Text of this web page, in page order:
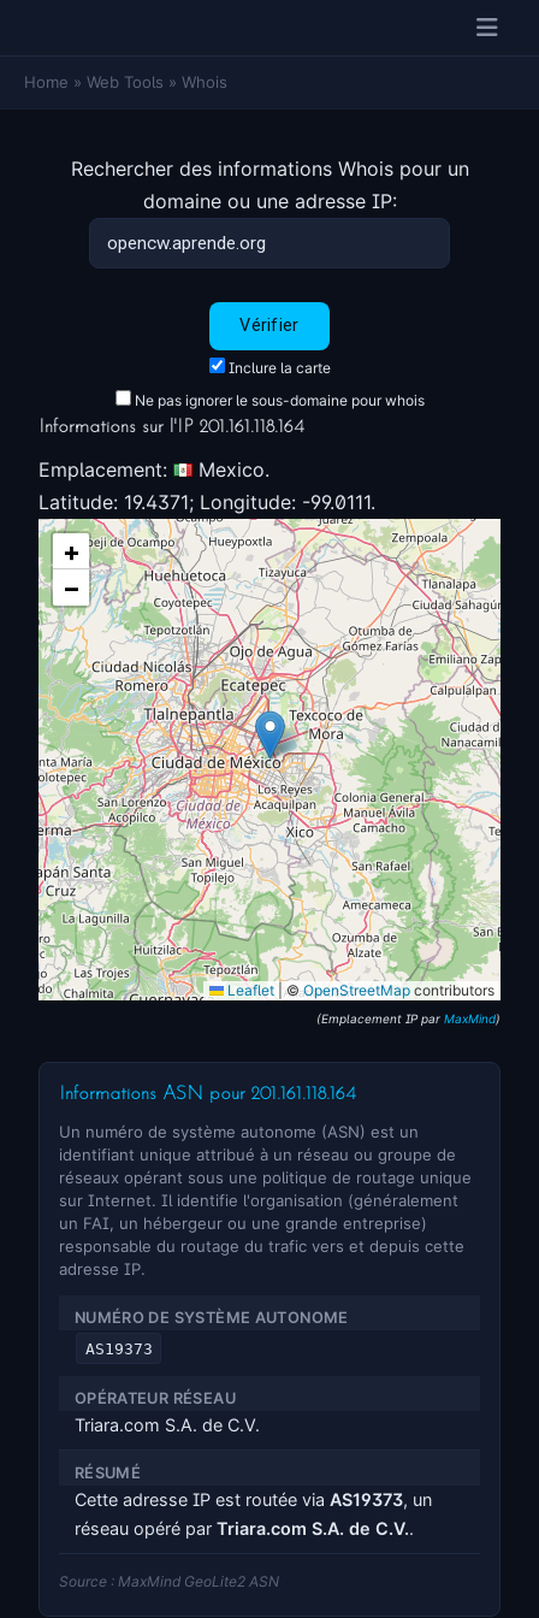
Home » Web Tools » Whois
Rechercher des informations Whois pour un
domaine ou une adresse IP:
Inclure la carte
Ne pas ignorer le sous-domaine pour whois
Informations sur l'IP 201.161.118.164
Emplacement:
Mexico.
Latitude: 19.4371; Longitude: -99.0111.
+
−
Leaflet ©OpenStreetMap contributors
(Emplacement IP par MaxMind)
Informations ASN pour 201.161.118.164
Un numéro de système autonome (ASN) est un
identifiant unique attribué à un réseau ou groupe de
réseaux opérant sous une politique de routage unique
sur Internet. Il identifie l'organisation (généralement
un FAI, un hébergeur ou une grande entreprise)
responsable du routage du trafic vers et depuis cette
adresse IP.
NUMÉRO DE SYSTÈME AUTONOME
AS19373
OPÉRATEUR RÉSEAU
Triara.com S.A. de C.V.
RÉSUMÉ
Cette adresse IP est routée via AS19373, un
réseau opéré par Triara.com S.A. de C.V..
Source : MaxMind GeoLite2 ASN